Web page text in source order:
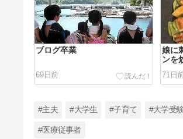
ブログ卒業
69日前
娘に
ンを
71日
#主夫 #大学生 #子育て #大学受
#医療従事者